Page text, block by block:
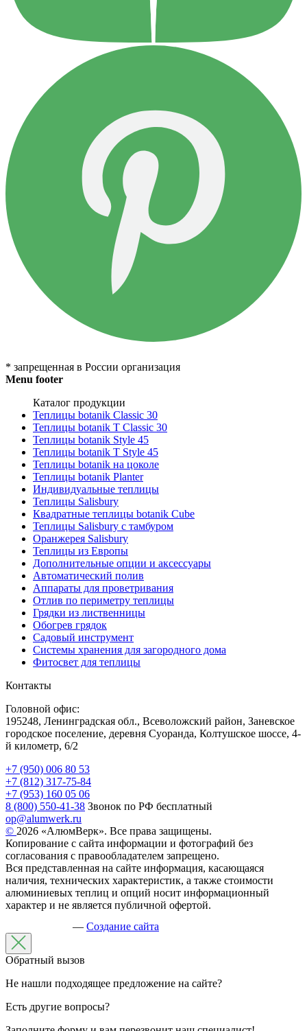
* запрещенная в России организация
Menu footer
Каталог продукции
Теплицы botanik Classic 30
Теплицы botanik T Classic 30
Теплицы botanik Style 45
Теплицы botanik Т Style 45
Теплицы botanik на цоколе
Теплицы botanik Planter
Индивидуальные теплицы
Теплицы Salisbury
Квадратные теплицы botanik Cube
Теплицы Salisbury с тамбуром
Оранжерея Salisbury
Теплицы из Европы
Дополнительные опции и аксессуары
Автоматический полив
Аппараты для проветривания
Отлив по периметру теплицы
Грядки из лиственницы
Обогрев грядок
Садовый инструмент
Системы хранения для загородного дома
Фитосвет для теплицы
Контакты
Головной офис:
195248, Ленинградская обл., Всеволожский район, Заневское
городское поселение, деревня Суоранда, Колтушское шоссе, 4-
й километр, 6/2
+7 (950) 006 80 53
+7 (812) 317-75-84
+7 (953) 160 05 06
8 (800) 550-41-38 Звонок по РФ бесплатный
op@alumwerk.ru
© 2026 «АлюмВерк». Все права защищены.
Копирование с сайта информации и фотографий без
согласования с правообладателем запрещено.
Вся представленная на сайте информация, касающаяся
наличия, технических характеристик, а также стоимости
алюминиевых теплиц и опций носит информационный
характер и не является публичной офертой.
— Создание сайта
Обратный вызов
Не нашли подходящее предложение на сайте?
Есть другие вопросы?